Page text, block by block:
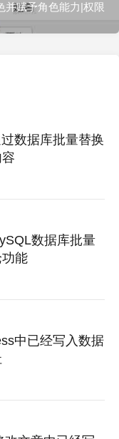
并赋予角色能力|权限
数据库批量替换
数据库批量
能
中已经写入数据